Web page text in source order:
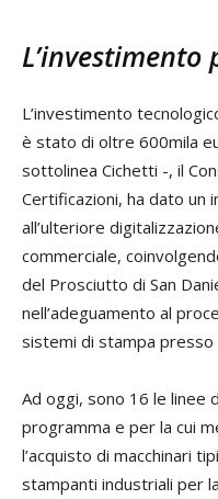
L’investimento
è stato di oltre 600mila
sottolinea Cichetti -, il
Certificazioni, ha dato un
all’ulteriore
commerciale,
del Prosciutto di San
nell’adeguamento al
sistemi di stampa
Ad oggi, sono 16 le linee
programma e per la cui
l’acquisto di macchinari
stampanti industriali per